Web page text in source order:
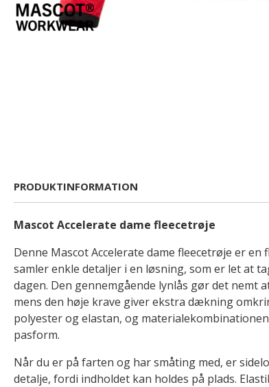
PRODUKTINFORMATION
Mascot Accelerate dame fleecetrøje
Denne Mascot Accelerate dame fleecetrøje er
samler enkle detaljer i en løsning, som er let at
dagen. Den gennemgående lynlås gør det nemt
mens den høje krave giver ekstra dækning
polyester og elastan, og
pasform.
Når du er på farten og har småting med, er
detalje, fordi indholdet kan holdes på plads.